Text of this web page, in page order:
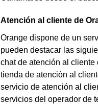
Atención al cliente de
Orange dispone de un
pueden destacar las
chat de atención al cliente
tienda de atención al
servicio de atención al
servicios del operador de